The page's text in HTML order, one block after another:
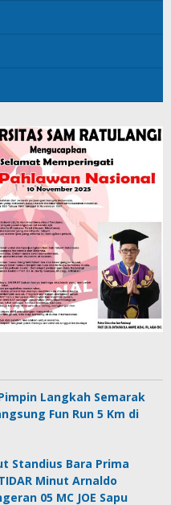
Langkah Semarak
Fun Run 5 Km di
Standius Bara Prima
Minut Arnaldo
05 MC JOE Sapu